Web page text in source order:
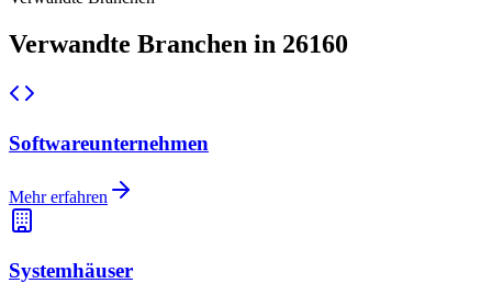
Verwandte Branchen in 26160
Softwareunternehmen
Mehr erfahren
Systemhäuser